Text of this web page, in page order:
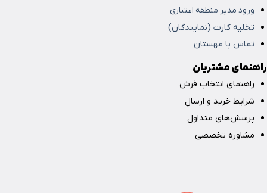
ورود مدیر منطقه اعتباری
تخلیه کارت (نمایندگان)
تماس با مهستان
راهنمای مشتریان
راهنمای انتخاب فرش
شرایط خرید و ارسال
پرسش‌های متداول
مشاوره تخصصی